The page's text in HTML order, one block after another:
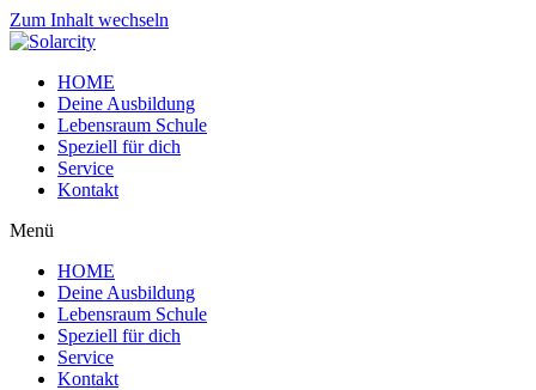
Zum Inhalt wechseln
HOME
Deine Ausbildung
Lebensraum Schule
Speziell für dich
Service
Kontakt
Menü
HOME
Deine Ausbildung
Lebensraum Schule
Speziell für dich
Service
Kontakt